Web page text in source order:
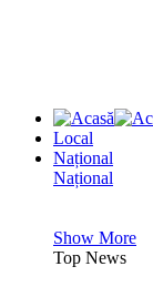
Local
Național
Național
Show More
Top News